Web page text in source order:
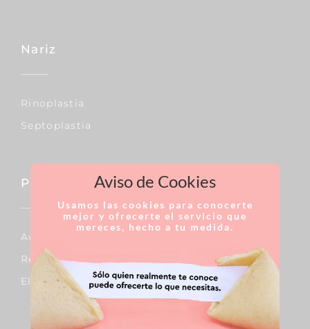
Nariz
Rinoplastia
Septoplastia
Pecho
Aumento De Pecho
Reducción De Pecho
Elevación De Pecho
Aviso de Cookies
Usamos las cookies para conocerte
mejor y ofrecerte el servicio que
mereces, hecho a tu medida.